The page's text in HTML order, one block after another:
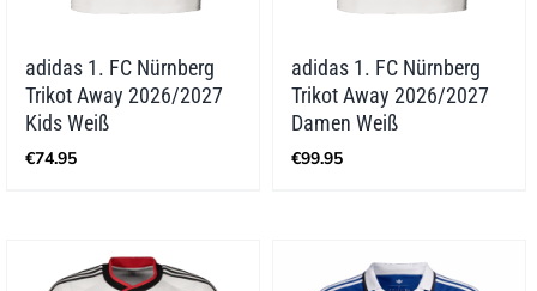
adidas 1. FC Nürnberg
Trikot Away 2026/2027
Kids Weiß
€74.95
adidas 1. FC Nürnberg
Trikot Away 2026/2027
Damen Weiß
€99.95